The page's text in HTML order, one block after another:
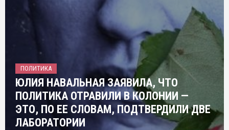
ПОЛИТИКА
ЮЛИЯ НАВАЛЬНАЯ ЗАЯВИЛА, ЧТО
ПОЛИТИКА ОТРАВИЛИ В КОЛОНИИ —
ЭТО, ПО ЕЕ СЛОВАМ, ПОДТВЕРДИЛИ ДВЕ
ЛАБОРАТОРИИ